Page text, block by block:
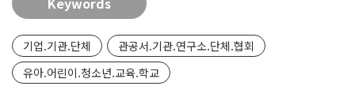
기업.기관.단체
관공서.기관.연구소.단체.협회
유아.어린이.청소년.교육.학교